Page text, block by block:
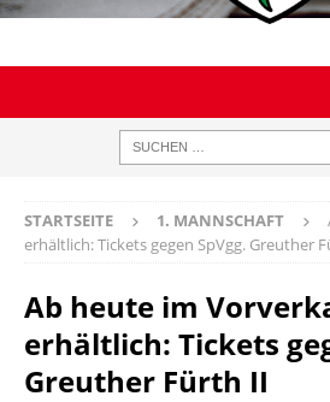
STARTSEITE 1. MANNSCHAFT
erhältlich: Tickets gegen SpVgg. Greuther
Ab heute im
erhältlich: Tickets
Greuther Fürth II